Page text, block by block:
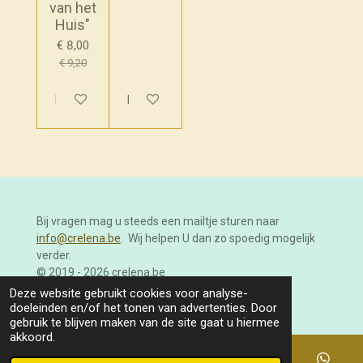
Deze website gebruikt cookies voor analyse-
doeleinden en/of het tonen van advertenties. Door
gebruik te blijven maken van de site gaat u hiermee
akkoord.
van het
Huis"
€ 8,00
€ 9,20
In winkelwagenIn winkelwagen
Bij vragen mag u steeds een mailtje sturen naar
info@crelena.be. Wij helpen U dan zo spoedig mogelijk
verder.
© 2019 - 2026 crelena.be
Powered byJouwWeb